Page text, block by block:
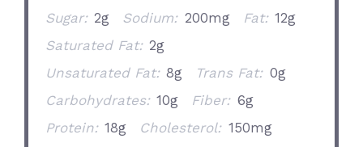
Sugar: 2g Sodium: 200mg Fat: 12g
Saturated Fat: 2g
Unsaturated Fat: 8g Trans Fat: 0g
Carbohydrates: 10g Fiber: 6g
Protein: 18g Cholesterol: 150mg